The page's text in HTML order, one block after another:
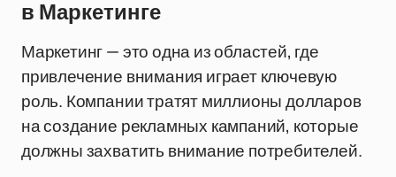
в Маркетинге
Маркетинг — это одна из областей, где
привлечение внимания играет ключевую
роль. Компании тратят миллионы долларов
на создание рекламных кампаний, которые
должны захватить внимание потребителей.